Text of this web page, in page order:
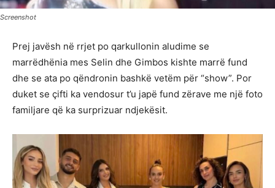
Screenshot
Prej javësh në rrjet po qarkullonin aludime se
marrëdhënia mes Selin dhe Gimbos kishte marrë fund
dhe se ata po qëndronin bashkë vetëm për “show”. Por
duket se çifti ka vendosur t’u japë fund zërave me një foto
familjare që ka surprizuar ndjekësit.